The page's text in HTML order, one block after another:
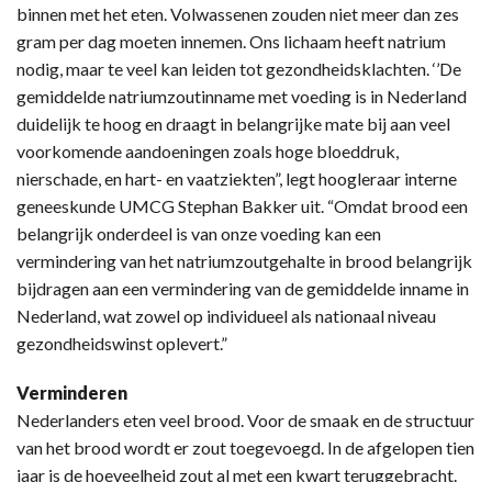
binnen met het eten. Volwassenen zouden niet meer dan zes
gram per dag moeten innemen. Ons lichaam heeft natrium
nodig, maar te veel kan leiden tot gezondheidsklachten. ‘’De
gemiddelde natriumzoutinname met voeding is in Nederland
duidelijk te hoog en draagt in belangrijke mate bij aan veel
voorkomende aandoeningen zoals hoge bloeddruk,
nierschade, en hart- en vaatziekten”, legt hoogleraar interne
geneeskunde UMCG Stephan Bakker uit. “Omdat brood een
belangrijk onderdeel is van onze voeding kan een
vermindering van het natriumzoutgehalte in brood belangrijk
bijdragen aan een vermindering van de gemiddelde inname in
Nederland, wat zowel op individueel als nationaal niveau
gezondheidswinst oplevert.”
Verminderen
Nederlanders eten veel brood. Voor de smaak en de structuur
van het brood wordt er zout toegevoegd. In de afgelopen tien
jaar is de hoeveelheid zout al met een kwart teruggebracht.